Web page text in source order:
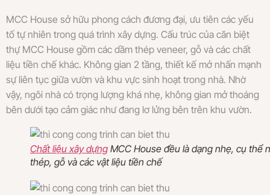
MCC House sở hữu phong cách đương đại, ưu tiên các yếu
tố tự nhiên trong quá trình xây dựng. Cấu trúc của căn biệt
thự MCC House gồm các dầm thép veneer, gỗ và các chất
liệu tiền chế khác. Không gian 2 tầng, thiết kế mở nhấn mạnh
sự liên tục giữa vườn và khu vực sinh hoạt trong nhà. Nhờ
vậy, ngôi nhà có trọng lượng khá nhẹ, không gian mở thoáng
bên dưới tạo cảm giác như đang lơ lửng bên trên khu vườn.
Chất liệu xây dựng MCC House đều là dạng nhẹ, cụ thể
thép, gỗ và các vật liệu tiền chế